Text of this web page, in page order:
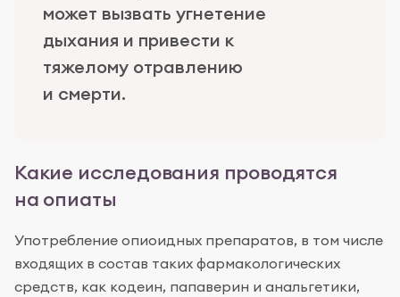
может вызвать угнетение
дыхания и привести к
тяжелому отравлению
и смерти.
Какие исследования проводятся
на опиаты
Употребление опиоидных препаратов, в том числе
входящих в состав таких фармакологических
средств, как кодеин, папаверин и анальгетики,